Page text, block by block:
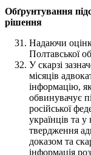
Обґрунтування
рішення
Надаючи
Полтавської
У скарзі
місяців
інформацію,
обвинувачує
російської
українців та
твердження
доказом та
інформація